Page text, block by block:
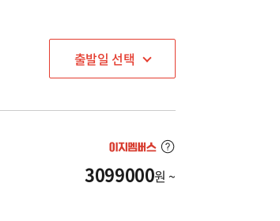
출발일 선택
3099000원 ~